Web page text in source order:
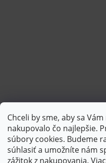
Chceli by sme, aby sa
nakupovalo čo najlepšie.
súbory cookies. Budeme
súhlasiť a umožníte nám
zážitok z nakupovania.
Sledovať na